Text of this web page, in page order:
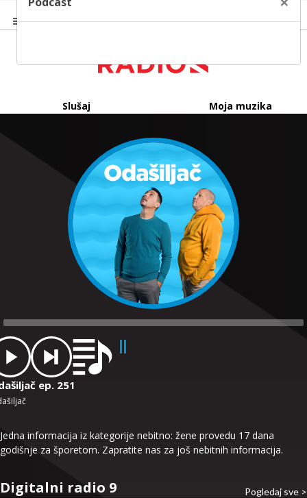
Slušaj Moja muzika
ep. 251
Jedna informacija iz kategorije nebitno: žene provedu 17 dana
godišnje za šporetom. Zapratite nas za još nebitnih informacija.
Digitalni radio 9 Pogledaj sve >